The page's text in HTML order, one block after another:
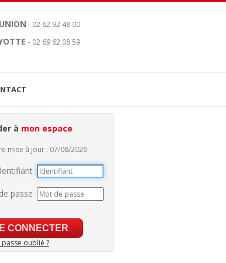
- 02 62 92 48 00
- 02 69 62 08 59
à mon espace
mise à jour : 07/08/2026
:
passe :
oublié ?